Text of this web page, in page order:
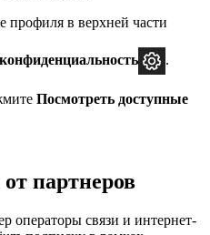
профиля в верхней части
конфиденциальность
Посмотреть доступные
партнеров
операторы связи и интернет-